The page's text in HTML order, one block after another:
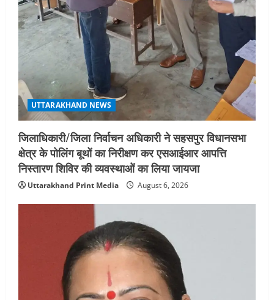
महाराज की राजस्थान के मुख्यमंत्री से
शिष्टाचार भेंट पर्यटन और सांस्कृतिक
गतिविधियों के विस्तार पर हुई चर्चा
August 4, 2026
UTTARAKHAND NEWS
जिलाधिकारी/जिला निर्वाचन अधिकारी ने सहसपुर विधानसभा
क्षेत्र के पोलिंग बूथों का निरीक्षण कर एसआईआर आपत्ति
निस्तारण शिविर की व्यवस्थाओं का लिया जायजा
Uttarakhand Print Media August 6, 2026